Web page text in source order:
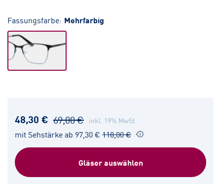
Fassungsfarbe: Mehrfarbig
48,30 € 69,00 € inkl. 19% MwSt.
mit Sehstärke ab 97,30 € 118,00 €
Gläser auswählen